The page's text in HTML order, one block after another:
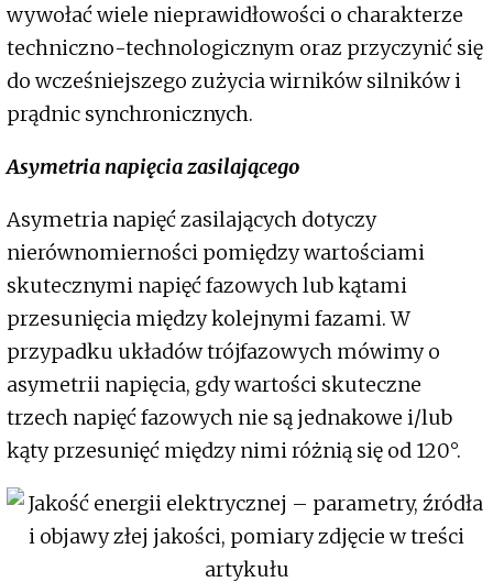
wywołać wiele nieprawidłowości o charakterze
techniczno-technologicznym oraz przyczynić się
do wcześniejszego zużycia wirników silników i
prądnic synchronicznych.
Asymetria napięcia zasilającego
Asymetria napięć zasilających dotyczy
nierównomierności pomiędzy wartościami
skutecznymi napięć fazowych lub kątami
przesunięcia między kolejnymi fazami. W
przypadku układów trójfazowych mówimy o
asymetrii napięcia, gdy wartości skuteczne
trzech napięć fazowych nie są jednakowe i/lub
kąty przesunięć między nimi różnią się od 120°.